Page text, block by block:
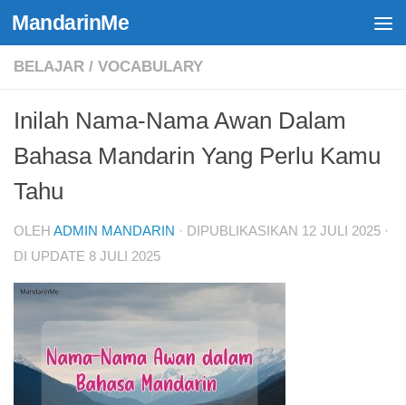
Skip to content
MandarinMe
BELAJAR / VOCABULARY
Inilah Nama-Nama Awan Dalam
Bahasa Mandarin Yang Perlu Kamu
Tahu
OLEH ADMIN MANDARIN · DIPUBLIKASIKAN 12 JULI 2025 ·
DI UPDATE 8 JULI 2025